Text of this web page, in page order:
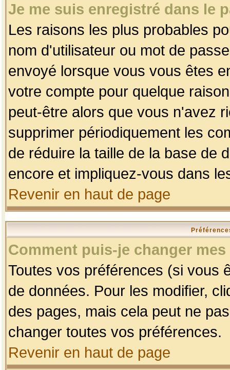
Je me suis enregistré dans le
Les raisons les plus probables
nom d'utilisateur ou mot de
envoyé lorsque vous vous êtes
votre compte pour quelque
peut-être alors que vous n'avez
supprimer périodiquement les
de réduire la taille de la base de
encore et impliquez-vous dans
Revenir en haut de page
Comment puis-je changer
Toutes vos préférences (si vous
de données. Pour les modifier,
des pages, mais cela peut ne
changer toutes vos préférences.
Revenir en haut de page